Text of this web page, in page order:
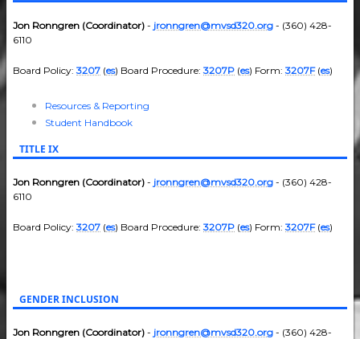
Jon Ronngren (Coordinator) - jronngren@mvsd320.org - (360) 428-
6110
Board Policy:3207 (es) Board Procedure:3207P (es) Form:3207F(es)
Resources & Reporting
Student Handbook
TITLE IX
Jon Ronngren (Coordinator) - jronngren@mvsd320.org - (360) 428-
6110
Board Policy:3207 (es) Board Procedure:3207P (es) Form:3207F(es)
GENDER INCLUSION
Jon Ronngren (Coordinator) - jronngren@mvsd320.org - (360) 428-